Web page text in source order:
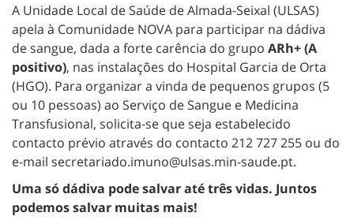
A Unidade Local de Saúde de Almada-Seixal (ULSAS)
apela à Comunidade NOVA para participar na dádiva
de sangue, dada a forte carência do grupo ARh+ (A
positivo), nas instalações do Hospital Garcia de Orta
(HGO). Para organizar a vinda de pequenos grupos (5
ou 10 pessoas) ao Serviço de Sangue e Medicina
Transfusional, solicita-se que seja estabelecido
contacto prévio através do contacto 212 727 255 ou do
e-mail secretariado.imuno@ulsas.min-saude.pt.
Uma só dádiva pode salvar até três vidas. Juntos
podemos salvar muitas mais!